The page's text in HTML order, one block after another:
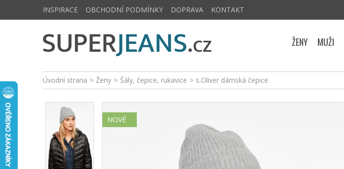
Úvodní strana > Ženy > Šály, čepice, rukavice > s.Oliver dámská čepice
NOVÉ
INSPIRACE OBCHODNÍ PODMÍNKY DOPRAVA KONTAKT
ŽENY MUŽI